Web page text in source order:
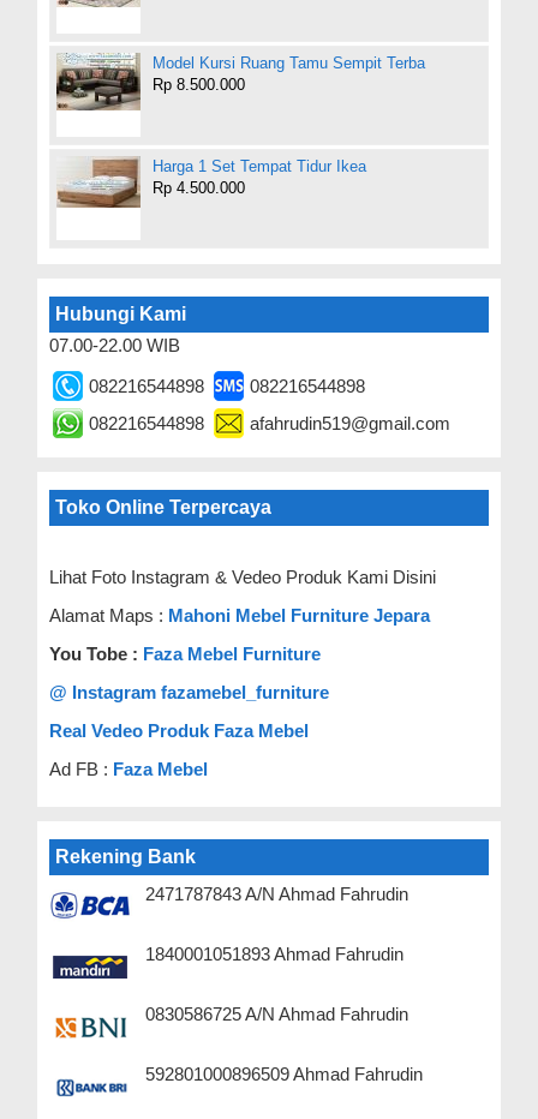
Model Kursi Ruang Tamu Sempit Terba
Rp 8.500.000
Harga 1 Set Tempat Tidur Ikea
Rp 4.500.000
Hubungi Kami
07.00-22.00 WIB
082216544898
082216544898
082216544898
afahrudin519@gmail.com
Toko Online Terpercaya
Lihat Foto Instagram & Vedeo Produk Kami Disini
Alamat Maps : Mahoni Mebel Furniture Jepara
You Tobe : Faza Mebel Furniture
@ Instagram fazamebel_furniture
Real Vedeo Produk Faza Mebel
Ad FB : Faza Mebel
Rekening Bank
2471787843 A/N Ahmad Fahrudin
1840001051893 Ahmad Fahrudin
0830586725 A/N Ahmad Fahrudin
592801000896509 Ahmad Fahrudin